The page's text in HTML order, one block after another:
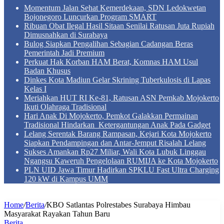
Momentum Jalan Sehat Kemerdekaan, SDN Ledokwetan
Bojonegoro Luncurkan Program SMART
Ribuan Obat Ilegal Hasil Sitaan Senilai Ratusan Juta Rupiah
Dimusnahkan di Surabaya
Bulog Siapkan Pengalihan Sebagian Cadangan Beras
Pemerintah Jadi Premium
Perkuat Hak Korban HAM Berat, Komnas HAM Usul
Badan Khusus
Dinkes Kota Madiun Gelar Skrining Tuberkulosis di Lapas
Kelas I
Meriahkan HUT RI Ke-81, Ratusan ASN Pemkab Mojokerto
Ikuti Olahraga Tradisional
Hari Anak Di Mojokerto, Pemkot Galakkan Permainan
Tradisional Hindarkan Ketergantungan Anak Pada Gadget
Lelang Serentak Barang Rampasan, Kejari Kota Mojokerto
Siapkan Pendampingan dan Antar-Jemput Risalah Lelang
Sukses Amankan Rp27 Miliar, Wali Kota Lubuk Linggau
Ngangsu Kaweruh Pengelolaan RUMIJA ke Kota Mojokerto
PLN UID Jawa Timur Hadirkan SPKLU Fast Ultra Charging
120 kW di Kampus UMM
Home/Berita/KBO Satlantas Polrestabes Surabaya Himbau
Masyarakat Rayakan Tahun Baru